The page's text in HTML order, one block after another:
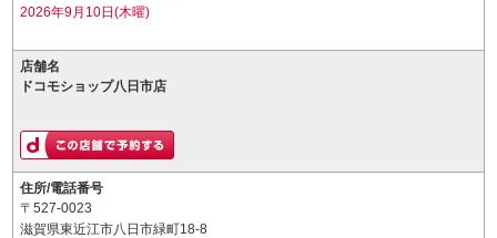
2026年9月10日(木曜)
店舗名
ドコモショップ八日市店
住所/電話番号
〒527-0023
滋賀県東近江市八日市緑町18-8